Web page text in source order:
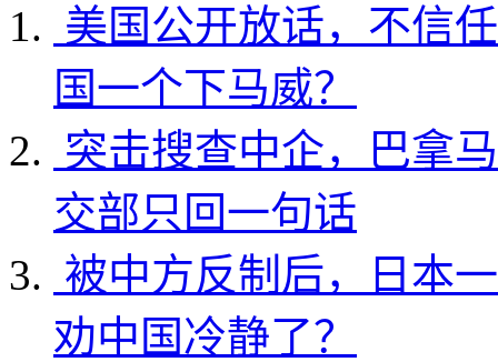
美国公开放话，不信
国一个下马威？
突击搜查中企，巴拿
交部只回一句话
被中方反制后，日本
劝中国冷静了？